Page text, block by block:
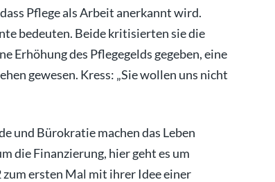
Pflege als Arbeit anerkannt wird.
bedeuten. Beide kritisierten sie die
Erhöhung des Pflegegelds gegeben, eine
gewesen. Kress: „Sie wollen uns nicht
und Bürokratie machen das Leben
die Finanzierung, hier geht es um
ersten Mal mit ihrer Idee einer